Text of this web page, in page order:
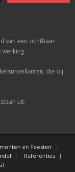
van een zichtbaar
werking.
die bij
uit:
en Feesten
Referenties